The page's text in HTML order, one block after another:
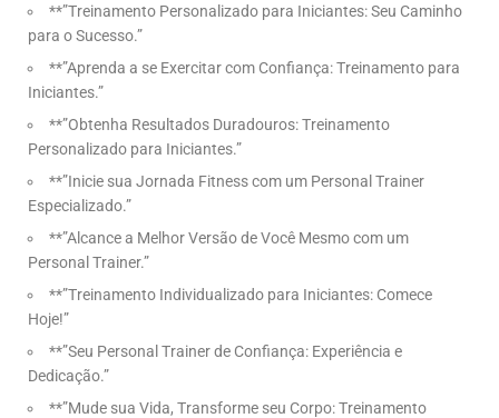
**”Treinamento Personalizado para Iniciantes: Seu Caminho
para o Sucesso.”
**”Aprenda a se Exercitar com Confiança: Treinamento para
Iniciantes.”
**”Obtenha Resultados Duradouros: Treinamento
Personalizado para Iniciantes.”
**”Inicie sua Jornada Fitness com um Personal Trainer
Especializado.”
**”Alcance a Melhor Versão de Você Mesmo com um
Personal Trainer.”
**”Treinamento Individualizado para Iniciantes: Comece
Hoje!”
**”Seu Personal Trainer de Confiança: Experiência e
Dedicação.”
**”Mude sua Vida, Transforme seu Corpo: Treinamento